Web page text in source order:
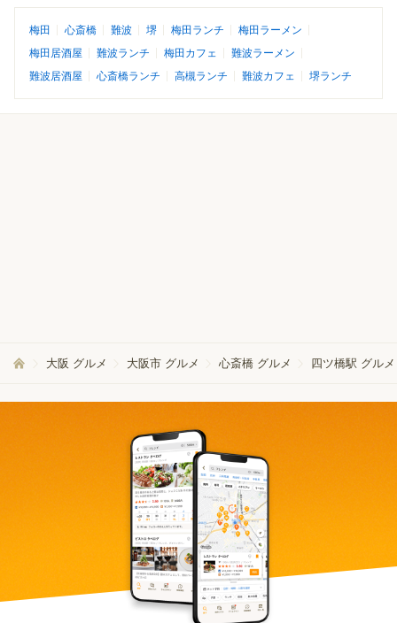
梅田 心斎橋 難波 堺 梅田ランチ
梅田ラーメン
梅田居酒屋
難波ランチ 梅田カフェ
難波ラーメン
難波居酒屋
心斎橋ランチ 高槻ランチ 難波カフェ 堺ランチ
大阪 グルメ 大阪市 グルメ 心斎橋 グルメ 四ツ橋駅 グルメ